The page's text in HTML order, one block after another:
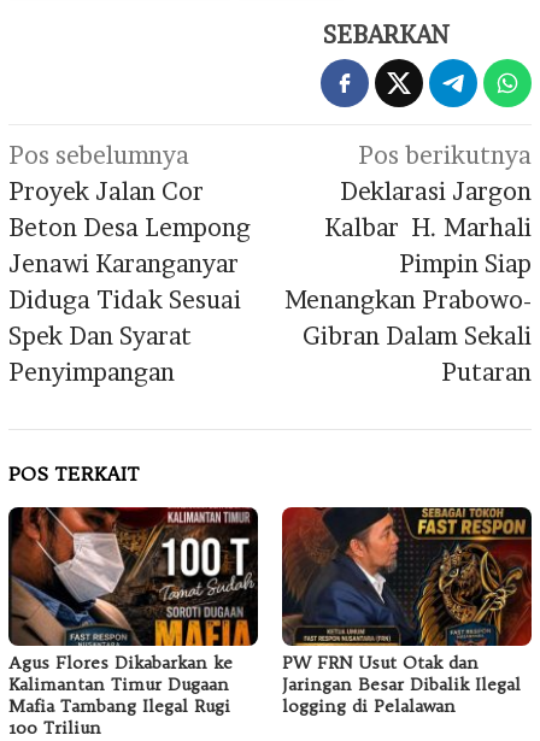
SEBARKAN
Navigasi
pos
Pos sebelumnya
Proyek Jalan Cor
Beton Desa Lempong
Jenawi Karanganyar
Diduga Tidak Sesuai
Spek Dan Syarat
Penyimpangan
Pos berikutnya
Deklarasi Jargon
Kalbar H. Marhali
Pimpin Siap
Menangkan Prabowo-
Gibran Dalam Sekali
Putaran
POS TERKAIT
Agus Flores Dikabarkan ke
Kalimantan Timur Dugaan
Mafia Tambang Ilegal Rugi
100 Triliun
PW FRN Usut Otak dan
Jaringan Besar Dibalik Ilegal
logging di Pelalawan